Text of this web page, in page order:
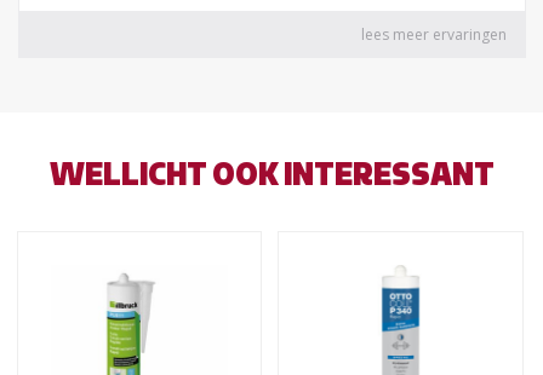
WELLICHT OOK INTERESSANT